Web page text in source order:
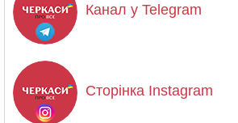
Канал у Telegram
Сторінка Instagram